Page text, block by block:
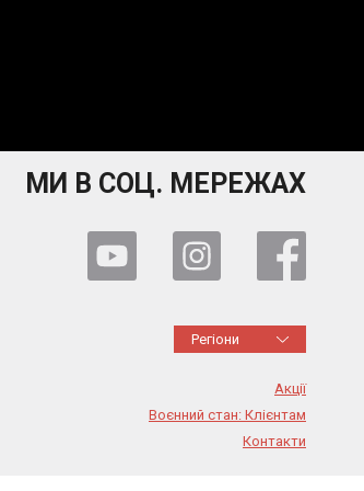
МИ В СОЦ. МЕРЕЖАХ
Регіони
Акції
Воєнний стан: Клієнтам
Контакти